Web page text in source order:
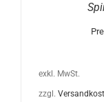
exkl. MwSt.
zzgl.